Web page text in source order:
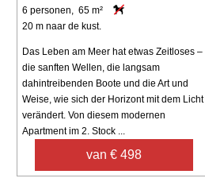
6 personen, 65 m²
20 m naar de kust.
Das Leben am Meer hat etwas Zeitloses –
die sanften Wellen, die langsam
dahintreibenden Boote und die Art und
Weise, wie sich der Horizont mit dem Licht
verändert. Von diesem modernen
Apartment im 2. Stock ...
van € 498